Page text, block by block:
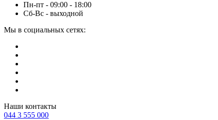
Пн-пт - 09:00 - 18:00
Сб-Вс - выходной
Мы в социальных сетях:
Наши контакты
044 3 555 000